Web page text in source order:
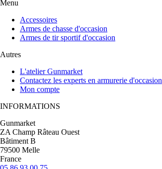
Menu
Accessoires
Armes de chasse d'occasion
Armes de tir sportif d'occasion
Autres
L'atelier Gunmarket
Contactez les experts en armurerie d'occasion
Mon compte
INFORMATIONS
Gunmarket
ZA Champ Râteau Ouest
Bâtiment B
79500 Melle
France